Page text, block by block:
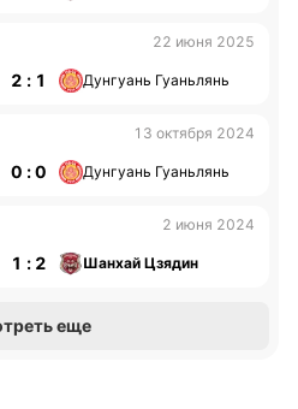
22 июня 2025
2 : 1 Дунгуань Гуаньлянь
13 октября 2024
0 : 0 Дунгуань Гуаньлянь
2 июня 2024
1 : 2 Шанхай Цзядин
еще